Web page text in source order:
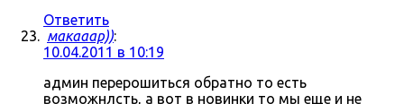
Ответить
макааар)):
10.04.2011 в 10:19
админ перерошиться обратно то есть
возможнлсть, а вот в новинки то мы еще и не